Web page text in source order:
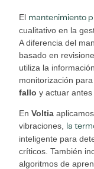
El mantenimiento
cualitativo en la
A diferencia del
basado en
utiliza la
monitorización para
fallo y actuar antes
EnVoltia
vibraciones,
la
inteligente para
críticos. También
algoritmos de